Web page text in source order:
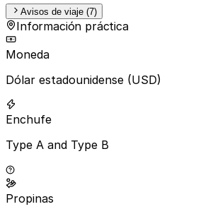
Avisos de viaje (7)
Información práctica
Moneda
Dólar estadounidense (USD)
Enchufe
Type A and Type B
Propinas